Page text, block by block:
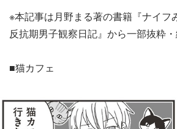
※本記事は月野まる著の書籍『ナイフ
反抗期男子観察日記』から一部抜粋・
■猫カフェ